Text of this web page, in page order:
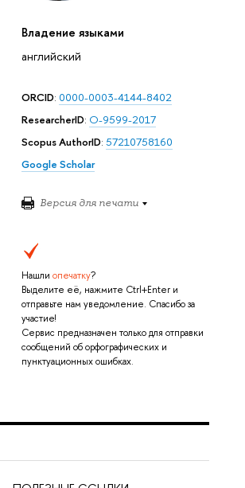
Владение языками
английский
ORCID: 0000-0003-4144-8402
ResearcherID: O-9599-2017
Scopus AuthorID: 57210758160
Google Scholar
Версия для печати
Нашли опечатку?
Выделите её, нажмите Ctrl+Enter и
отправьте нам уведомление. Спасибо за
участие!
Сервис предназначен только для отправки
сообщений об орфографических и
пунктуационных ошибках.